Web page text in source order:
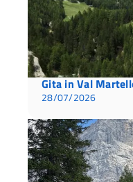
Gita in Val
28/07/2026